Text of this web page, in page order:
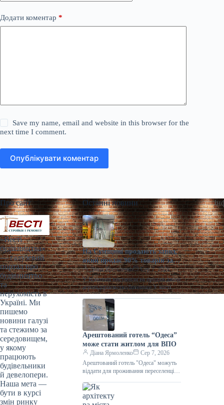
Додати коментар *
Save my name, email and website in this browser for the
next time I comment.
Опублікувати коментар
Про сайт
«Весті
будівництва»
— галузевий
портал про
будівництво
та
нерухомість в
Україні. Ми
пишемо
новини галузі
та стежимо за
середовищем,
у якому
працюють
будівельники
й девелопери.
Наша мета —
бути в курсі
змін ринку
Останні новини
На Сумщині продають завод,
який продає 90% товарів за
кордон
Діана Ярмоленко
Сер 7, 2026
У Конотопі виставили на продаж діюче
агропідприємство/Inventure У місті
Конотоп Сумської області виставили
на продаж 100% корпоративних прав
діючого агропереробного
Арештований готель “Одеса”
може стати житлом для ВПО
Діана Ярмоленко
Сер 7, 2026
Арештований готель "Одеса" можуть
віддати для проживання переселенців /
може стати першим арештованим
об’єктом нерухомості,